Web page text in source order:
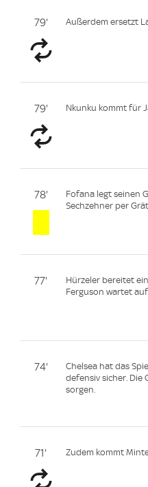
79' Außerdem ersetzt
79' Nkunku kommt für
78'
Fofana legt seinen
Sechzehner per
77'
Hürzeler bereitet
Ferguson wartet
74'
Chelsea hat das
defensiv sicher. Die
sorgen.
71' Zudem kommt